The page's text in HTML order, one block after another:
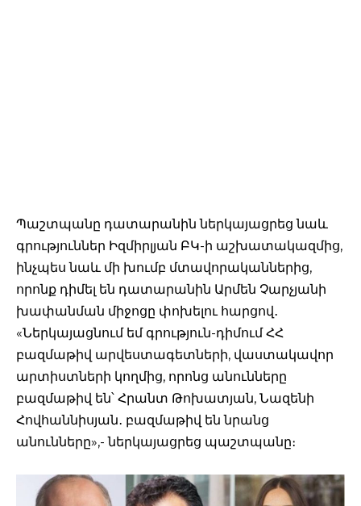
Պաշտպանը դատարանին ներկայացրեց նաև
գրություններ Իզմիրլյան ԲԿ-ի աշխատակազմից,
ինչպես նաև մի խումբ մտավորականներից,
որոնք դիմել են դատարանին Արմեն Չարչյանի
խափանման միջոցը փոխելու հարցով․
«Ներկայացնում եմ գրություն-դիմում ՀՀ
բազմաթիվ արվեստագետների, վաստակավոր
արտիստների կողմից, որոնց անունները
բազմաթիվ են՝ Հրանտ Թոխատյան, Նազենի
Հովհաննիսյան․ բազմաթիվ են նրանց
անունները»,- ներկայացրեց պաշտպանը։